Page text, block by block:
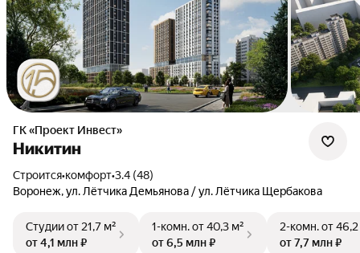
ГК «Проект Инвест»
Никитин
Строится•комфорт•3.4 (48)
Воронеж, ул. Лётчика Демьянова / ул. Лётчика Щербакова
Студииот 21,7 м²
от 4,1 млн ₽
1-комн.от 40,3 м²
от 6,5 млн ₽
2-комн.от
от 7,7 млн ₽